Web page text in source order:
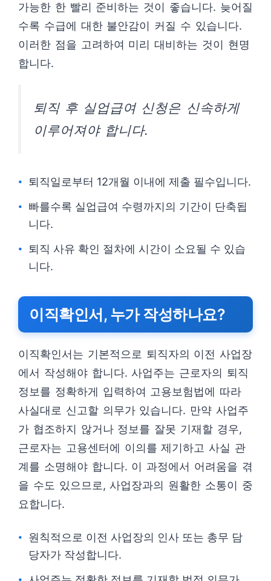
가능한 한 빨리 준비하는 것이 좋습니다. 늦어질
수록 수급에 대한 불안감이 커질 수 있습니다.
이러한 점을 고려하여 미리 대비하는 것이 현명
합니다.
퇴직 후 실업급여 신청은 신속하게
이루어져야 합니다.
퇴직일로부터 12개월 이내에 제출 필수입니다.
빠를수록 실업급여 수령까지의 기간이 단축됩
니다.
퇴직 사유 확인 절차에 시간이 소요될 수 있습
니다.
이직확인서, 누가 작성하나요?
이직확인서는 기본적으로 퇴직자의 이전 사업장
에서 작성해야 합니다. 사업주는 근로자의 퇴직
정보를 정확하게 입력하여 고용보험법에 따라
사실대로 신고할 의무가 있습니다. 만약 사업주
가 협조하지 않거나 정보를 잘못 기재할 경우,
근로자는 고용센터에 이의를 제기하고 사실 관
계를 소명해야 합니다. 이 과정에서 어려움을 겪
을 수도 있으므로, 사업장과의 원활한 소통이 중
요합니다.
원칙적으로 이전 사업장의 인사 또는 총무 담
당자가 작성합니다.